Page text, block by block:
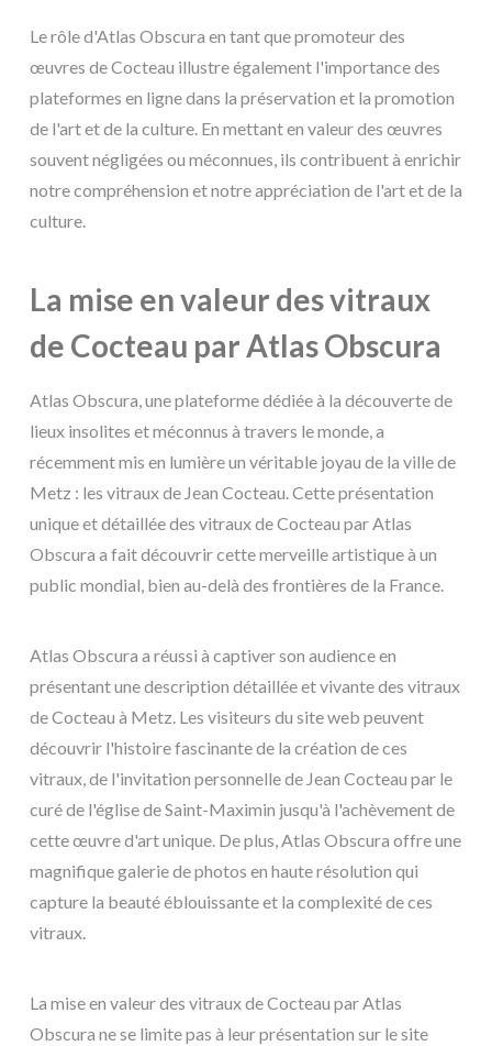
Le rôle d'Atlas Obscura en tant que promoteur des
œuvres de Cocteau illustre également l'importance des
plateformes en ligne dans la préservation et la promotion
de l'art et de la culture. En mettant en valeur des œuvres
souvent négligées ou méconnues, ils contribuent à enrichir
notre compréhension et notre appréciation de l'art et de la
culture.
La mise en valeur des vitraux
de Cocteau par Atlas Obscura
Atlas Obscura, une plateforme dédiée à la découverte de
lieux insolites et méconnus à travers le monde, a
récemment mis en lumière un véritable joyau de la ville de
Metz : les vitraux de Jean Cocteau. Cette présentation
unique et détaillée des vitraux de Cocteau par Atlas
Obscura a fait découvrir cette merveille artistique à un
public mondial, bien au-delà des frontières de la France.
Atlas Obscura a réussi à captiver son audience en
présentant une description détaillée et vivante des vitraux
de Cocteau à Metz. Les visiteurs du site web peuvent
découvrir l'histoire fascinante de la création de ces
vitraux, de l'invitation personnelle de Jean Cocteau par le
curé de l'église de Saint-Maximin jusqu'à l'achèvement de
cette œuvre d'art unique. De plus, Atlas Obscura offre une
magnifique galerie de photos en haute résolution qui
capture la beauté éblouissante et la complexité de ces
vitraux.
La mise en valeur des vitraux de Cocteau par Atlas
Obscura ne se limite pas à leur présentation sur le site